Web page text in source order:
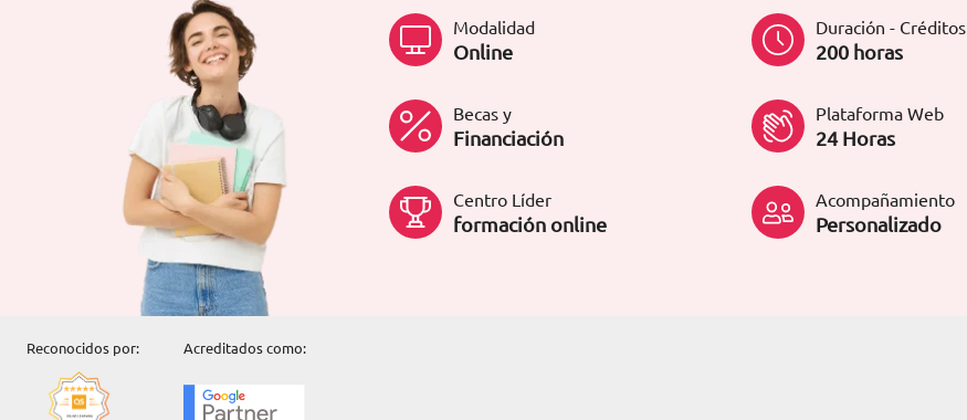
(gratuito en
formacion@euroinnova.com
TRABAJA CON NOSOTROS
Modalidad
Online
Duración - Créditos
200 horas
Becas y
Financiación
Plataforma Web
24 Horas
Centro Líder
formación online
Acompañamiento
Personalizado
Reconocidos por: Acreditados como: